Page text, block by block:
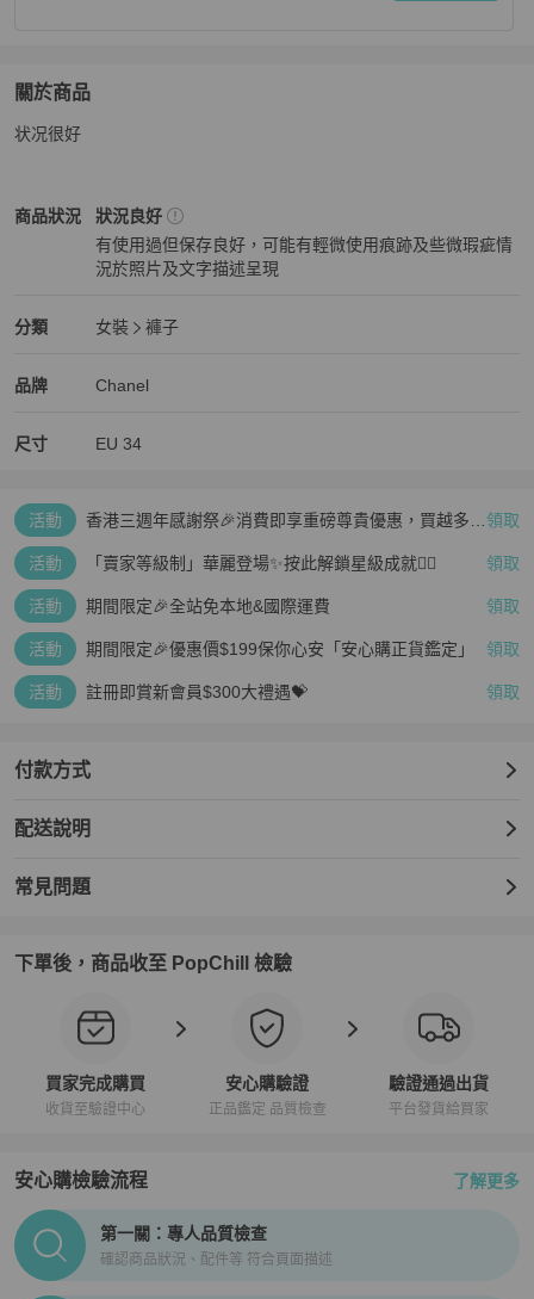
關於商品
關於❤️CHANEL 牛仔裤
状况很好
商品狀況
Chanel女裝商品狀態與細節
狀況良好
有使用過但保存良好，可能有輕微使用痕跡及些微瑕疵情
況於照片及文字描述呈現
分類
Chanel 女裝分類資訊
女裝
褲子
品牌
Chanel 精品女裝品牌介紹
Chanel
Chanel 推薦清單
尺寸 EU 34
活動
香港三週年感謝祭🎉消費即享重磅尊貴優惠，買越多、 領取
活動 「賣家等級制」華麗登場✨按此解鎖星級成就👆🏻 領取
活動 期間限定🎉全站免本地&國際運費 領取
活動 期間限定🎉優惠價$199保你心安「安心購正貨鑑定」 領取
活動 註冊即賞新會員$300大禮遇💝 領取
付款方式
配送說明
常見問題
下單後，商品收至 PopChill 檢驗
買家完成購買
收貨至驗證中心
安心購驗證
正品鑑定 品質檢查
驗證通過出貨
平台發貨給買家
安心購檢驗流程 了解更多
PopChill拍拍圈正品驗證、安心購檢驗流程介紹
第一關：專人品質檢查
確認商品狀況、配件等 符合頁面描述